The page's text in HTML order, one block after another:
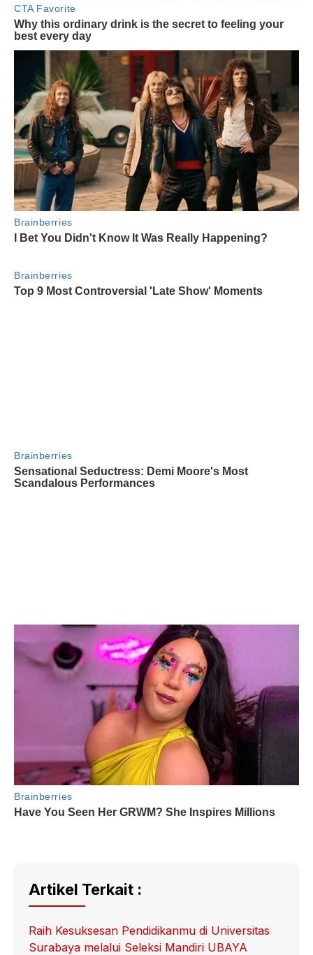
Artikel Terkait :
Raih Kesuksesan Pendidikanmu di Universitas
Surabaya melalui Seleksi Mandiri UBAYA